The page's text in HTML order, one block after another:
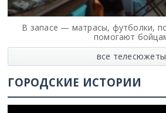
В запасе — матрасы, футболки,
помогают
все телесюжеты
ГОРОДСКИЕ ИСТОРИИ